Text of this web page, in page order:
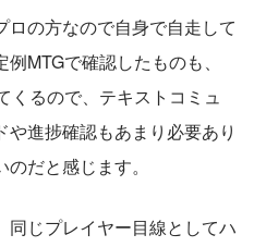
の方なので自身で自走して
MTGで確認したものも、
くるので、テキストコミュ
進捗確認もあまり必要あり
だと感じます。
同じプレイヤー目線としてハ